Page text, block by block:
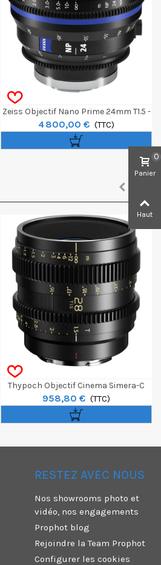
Zeiss Objectif Nano Prime 24mm T1.5 -
E-Mount Feet
4 800,00 € (TTC)
Thypoch Objectif Cinema Simera-C
28mm T1.5 - Sony E
958,80 € (TTC)
RESTEZ AVEC NOUS
Nos showrooms photo et
vidéo, nos engagements
Prophot blog
Rejoindre la Team Prophot
Configurer les cookies
Panier
0
Haut